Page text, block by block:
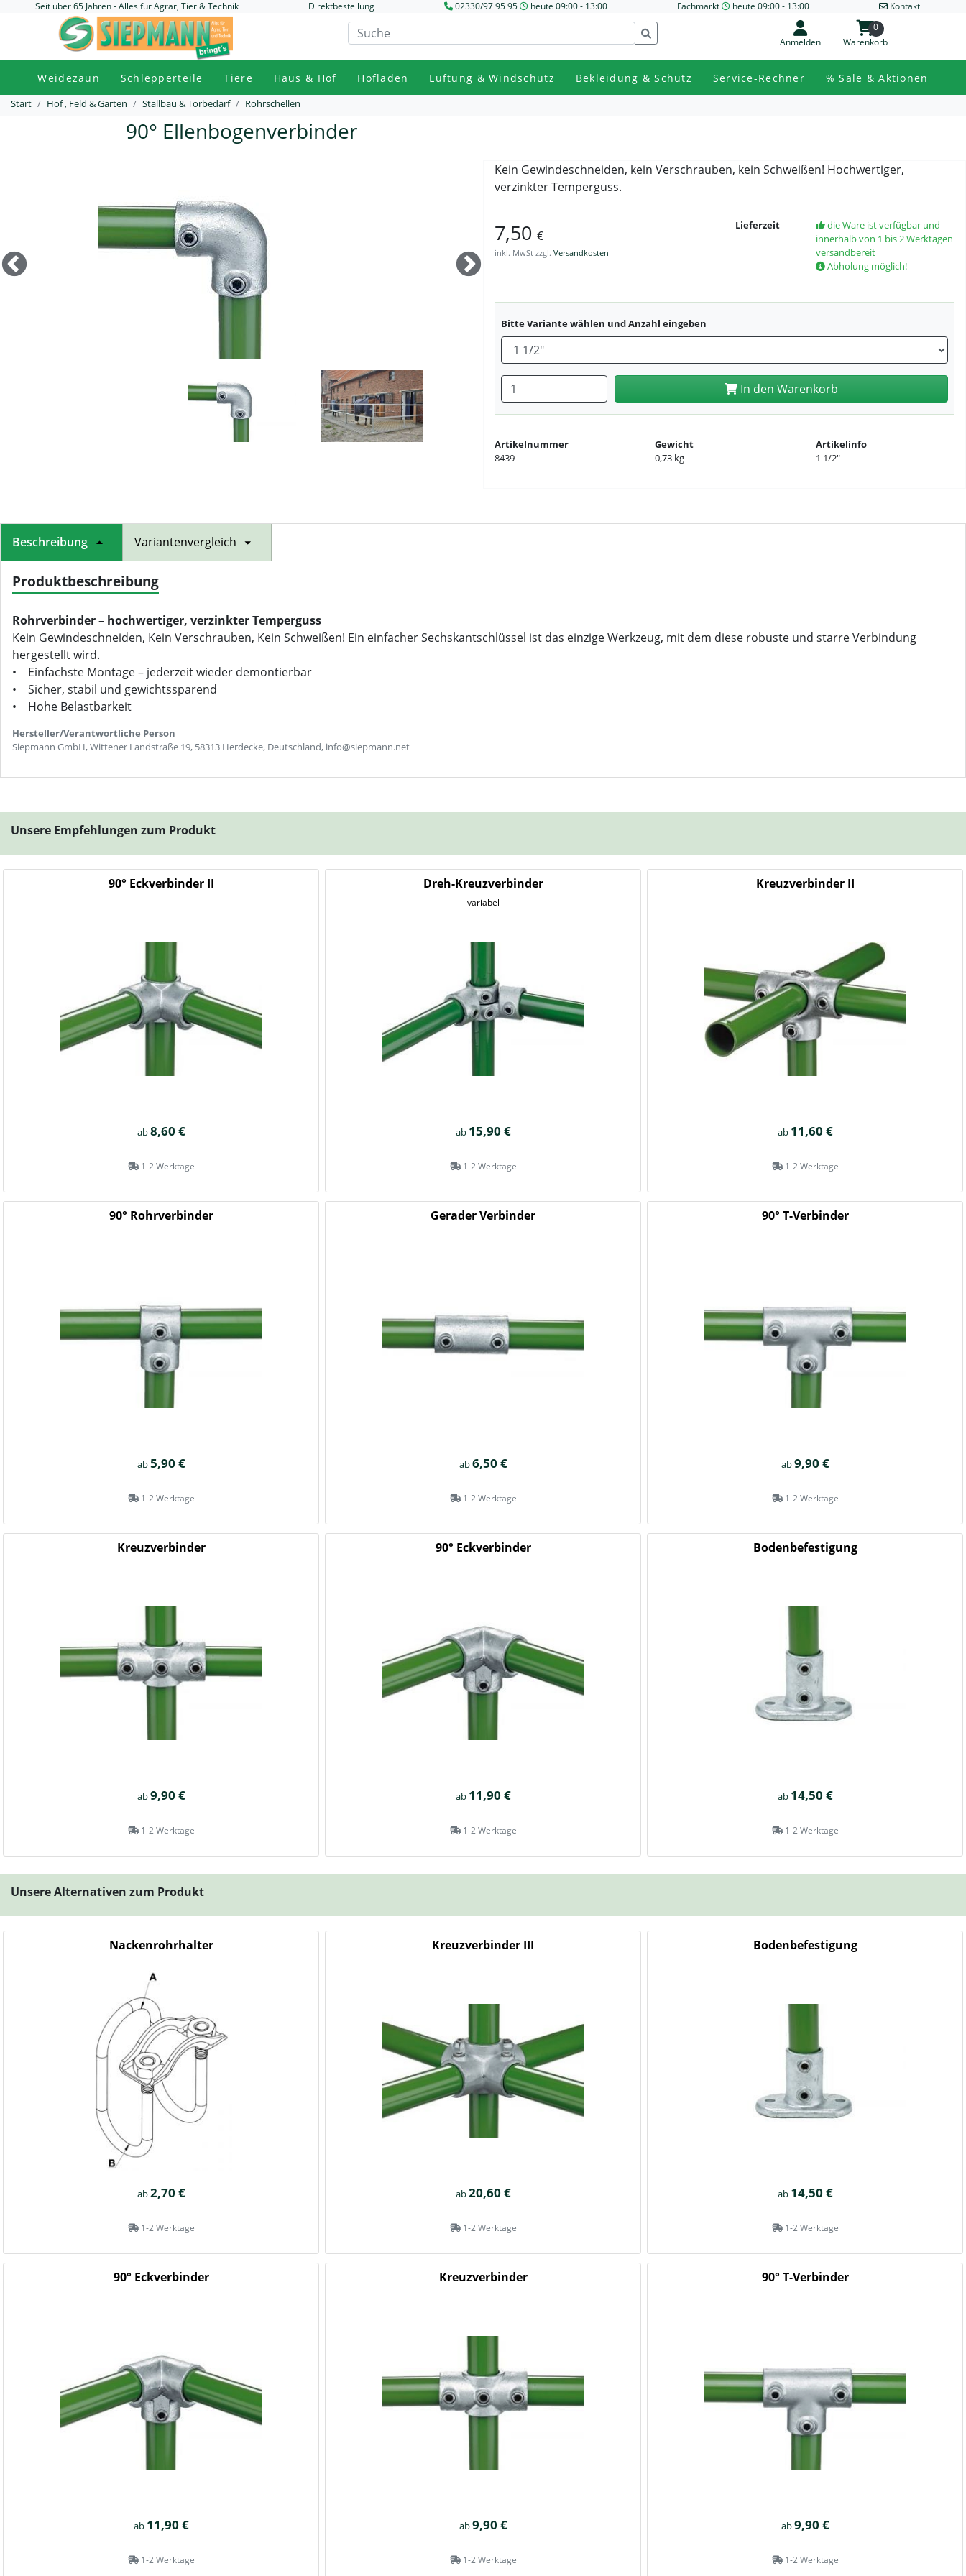
Seit über 65 Jahren - Alles für Agrar, Tier & Technik Direktbestellung 02330/97 95 95 heute 09:00 - 13:00 Fachmarkt heute 09:00 - 13:00 Kontakt
Anmelden Warenkorb
0
Weidezaun Schlepperteile Tiere Haus & Hof Hofladen Lüftung & Windschutz Bekleidung & Schutz Service-Rechner % Sale & Aktionen
Start Hof , Feld & Garten Stallbau & Torbedarf Rohrschellen
90° Ellenbogenverbinder
Kein Gewindeschneiden, kein Verschrauben, kein Schweißen! Hochwertiger,
verzinkter Temperguss.
7,50 €
inkl. MwSt zzgl. Versandkosten
Lieferzeit
die Ware ist verfügbar und
innerhalb von 1 bis 2 Werktagen
versandbereit
Abholung möglich!
Bitte Variante wählen und Anzahl eingeben
Anzahl eingeben In den Warenkorb
Artikelnummer
8439
Gewicht
0,73 kg
Artikelinfo
1 1/2"
Beschreibung
Produktbeschreibung
Rohrverbinder – hochwertiger, verzinkter Temperguss
Kein Gewindeschneiden, Kein Verschrauben, Kein Schweißen! Ein einfacher Sechskantschlüssel ist das einzige Werkzeug, mit dem diese robuste und starre Verbindung
hergestellt wird.
• Einfachste Montage – jederzeit wieder demontierbar
• Sicher, stabil und gewichtssparend
• Hohe Belastbarkeit
Hersteller/Verantwortliche Person
Siepmann GmbH, Wittener Landstraße 19, 58313 Herdecke, Deutschland, info@siepmann.net
Variantenvergleich
Unsere Empfehlungen zum Produkt
90° Eckverbinder II
ab8,60 €
1-2 Werktage
Dreh-Kreuzverbinder
variabel
ab 15,90 €
1-2 Werktage
Kreuzverbinder II
ab 11,60 €
1-2 Werktage
90° Rohrverbinder
ab5,90 €
1-2 Werktage
Gerader Verbinder
ab6,50 €
1-2 Werktage
90° T-Verbinder
ab9,90 €
1-2 Werktage
Kreuzverbinder
ab9,90 €
1-2 Werktage
90° Eckverbinder
ab 11,90 €
1-2 Werktage
Bodenbefestigung
ab 14,50 €
1-2 Werktage
Unsere Alternativen zum Produkt
Nackenrohrhalter
ab2,70 €
1-2 Werktage
Kreuzverbinder III
ab20,60 €
1-2 Werktage
Bodenbefestigung
ab 14,50 €
1-2 Werktage
90° Eckverbinder
ab 11,90 €
1-2 Werktage
Kreuzverbinder
ab9,90 €
1-2 Werktage
90° T-Verbinder
ab9,90 €
1-2 Werktage